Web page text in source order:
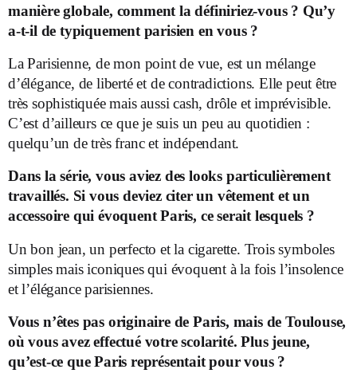
manière globale, comment la définiriez-vous ? Qu’y
a-t-il de typiquement parisien en vous ?
La Parisienne, de mon point de vue, est un mélange
d’élégance, de liberté et de contradictions. Elle peut être
très sophistiquée mais aussi cash, drôle et imprévisible.
C’est d’ailleurs ce que je suis un peu au quotidien :
quelqu’un de très franc et indépendant.
Dans la série, vous aviez des looks particulièrement
travaillés. Si vous deviez citer un vêtement et un
accessoire qui évoquent Paris, ce serait lesquels ?
Un bon jean, un perfecto et la cigarette. Trois symboles
simples mais iconiques qui évoquent à la fois l’insolence
et l’élégance parisiennes.
Vous n’êtes pas originaire de Paris, mais de Toulouse,
où vous avez effectué votre scolarité. Plus jeune,
qu’est-ce que Paris représentait pour vous ?